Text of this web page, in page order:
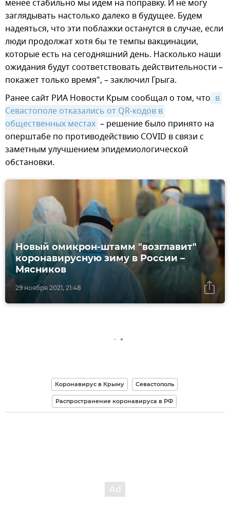
менее стабильно мы идем на поправку. И не могу
заглядывать настолько далеко в будущее. Будем
надеяться, что эти поблажки останутся в случае, если
люди продолжат хотя бы те темпы вакцинации,
которые есть на сегодняшний день. Насколько наши
ожидания будут соответствовать действительности –
покажет только время", – заключил Грыга.
Ранее сайт РИА Новости Крым сообщал о том, что в
Севастополе отказались от QR-кодов в
общественных местах – решение было принято на
оперштабе по противодействию COVID в связи с
заметным улучшением эпидемиологической
обстановки.
29 ноября 2021, 21:48
Новый омикрон-штамм "возглавит"
коронавирусную зиму в России –
Мясников
Коронавирус в Крыму Севастополь
Распространение коронавируса в РФ